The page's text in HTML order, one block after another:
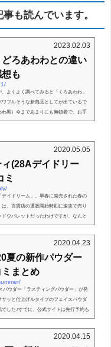
も読んでいます。
2023.02.03
ろあわわとの違い
も
よくよく調べてみると「くろあわわ」
フルそうな新商品としてが出ているで
黒）今まであまりにも無頓着で、お手
2020.05.05
ィ(28Aデイドリー
ミ
デイドリーム」。早春に発売された春の
、百貨店の通販開始時刻に速攻で売り
ウパレットだったわけですが、なんと
2020.04.23
夏の新作パウダー
ミまとめ
パウダー「ラスティングパウダー」が発
ッと仕上げルタイプのフェイスパウダ
した♪すでに、公式サイトは先行予約も
2020.04.15